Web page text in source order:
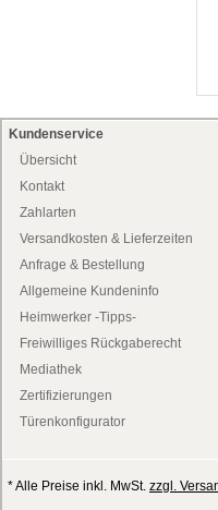
Kundenservice
Übersicht
Kontakt
Zahlarten
Versandkosten & Lieferzeiten
Anfrage & Bestellung
Allgemeine Kundeninfo
Heimwerker -Tipps-
Freiwilliges Rückgaberecht
Mediathek
Zertifizierungen
Türenkonfigurator
* Alle Preise inkl. MwSt. zzgl.